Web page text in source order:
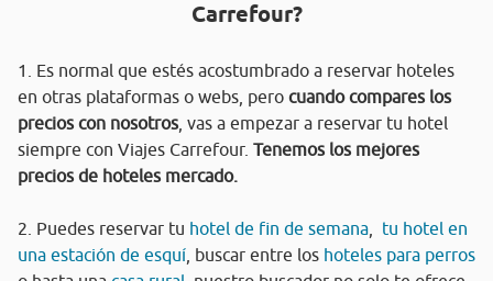
Carrefour?
1. Es normal que estés acostumbrado a reservar hoteles
en otras plataformas o webs, pero cuando compares los
precios con nosotros, vas a empezar a reservar tu hotel
siempre con Viajes Carrefour. Tenemos los mejores
precios de hoteles mercado.
2. Puedes reservar tu hotel de fin de semana
tu hotel en
una estación de esquí , buscar entre los hoteles para perros